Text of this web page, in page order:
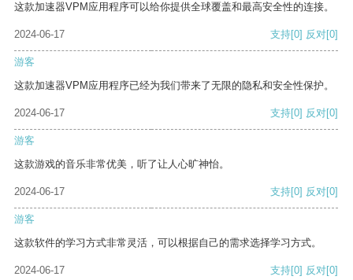
这款加速器VPM应用程序可以给你提供全球覆盖和最高安全性的连接。
2024-06-17 支持[0] 反对[0]
游客
这款加速器VPM应用程序已经为我们带来了无限的隐私和安全性保护。
2024-06-17 支持[0] 反对[0]
游客
这款游戏的音乐非常优美，听了让人心旷神怡。
2024-06-17 支持[0] 反对[0]
游客
这款软件的学习方式非常灵活，可以根据自己的需求选择学习方式。
2024-06-17 支持[0] 反对[0]